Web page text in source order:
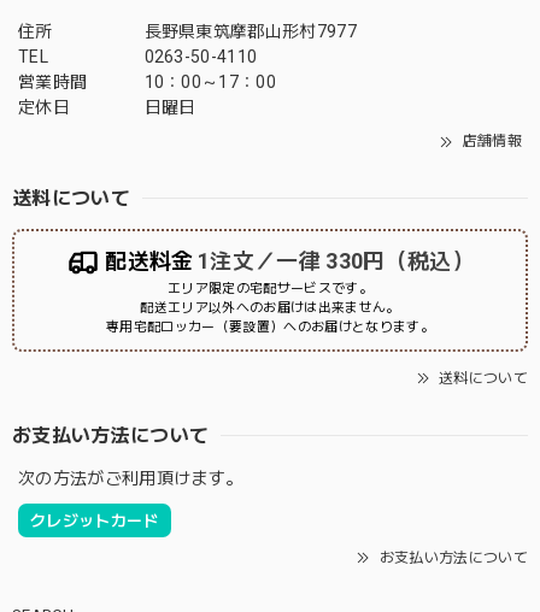
住所
長野県東筑摩郡山形村7977
TEL
0263-50-4110
営業時間
10：00～17：00
定休日
日曜日
店舗情報
送料について
配送料金 1注文／一律 330円（税込）
エリア限定の宅配サービスです。
配送エリア以外へのお届けは出来ません。
専用宅配ロッカー（要設置）へのお届けとなります。
送料について
お支払い方法について
次の方法がご利用頂けます。
クレジットカード
お支払い方法について